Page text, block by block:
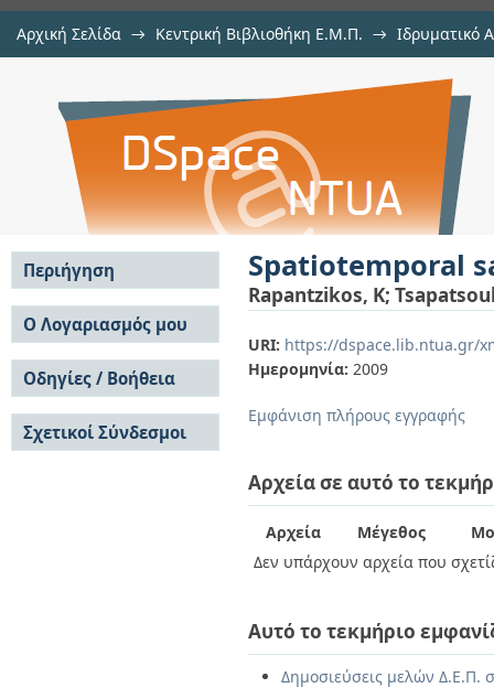
Αρχική Σελίδα → Κεντρική Βιβλιοθήκη Ε.Μ.Π. → Ιδρυματικό
Spatiotemporal saliency for video
Spatiotemporal
Rapantzikos, K;
URI: https://dspace.lib.ntua.gr/
Ημερομηνία: 2009
Εμφάνιση πλήρους εγγραφής
Αρχεία σε αυτό το
Αρχεία Μέγεθος
Δεν υπάρχουν αρχεία που
Αυτό το τεκμήριο
Δημοσιεύσεις μελών Δ.Ε.Π.
Περιήγηση
Σε όλο το DSpace
Κοινότητες & Συλλογές
Ανά Ημερομηνία
Έκδοσης
Συγγραφείς
Τίτλοι
Θέματα
Ο Λογαριασμός μου
Σύνδεση
Εγγραφή
Οδηγίες / Βοήθεια
Οδηγίες Υποβολής
Οδηγίες Χρήσης ΙΑ
Συχνές Ερωτήσεις
Σχετικοί Σύνδεσμοι